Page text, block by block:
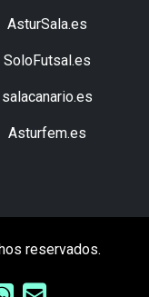
AsturSala.es
SoloFutsal.es
salacanario.es
Asturfem.es
reservados.